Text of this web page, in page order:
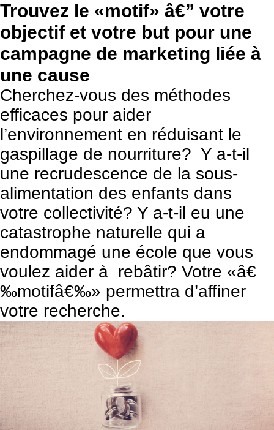
Trouvez le «motif» â€” votre
objectif et votre but pour une
campagne de marketing liée à
une cause
Cherchez-vous des méthodes
efficaces pour aider
l’environnement en réduisant le
gaspillage de nourriture? Y a-t-il
une recrudescence de la sous-
alimentation des enfants dans
votre collectivité? Y a-t-il eu une
catastrophe naturelle qui a
endommagé une école que vous
voulez aider à rebâtir? Votre «â€
‰motifâ€‰» permettra d’affiner
votre recherche.